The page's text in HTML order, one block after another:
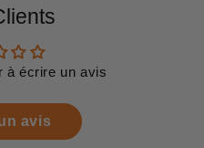
à écrire un avis
avis